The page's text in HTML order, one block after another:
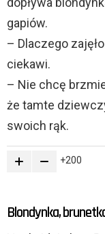
gapiów.
– Dlaczego
ciekawi.
– Nie chcę
że tamte
swoich rąk.
200
Blondynka,